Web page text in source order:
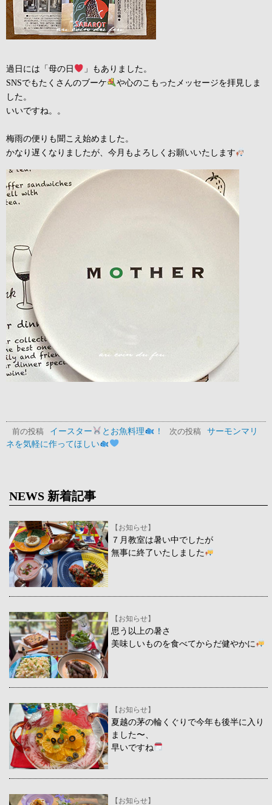
過日には「母の日
」もありました。
SNSでもたくさんのブーケ
や心のこもったメッセージを拝見しま
した。
いいですね。。
梅雨の便りも聞こえ始めました。
かなり遅くなりましたが、今月もよろしくお願いいたします
前の投稿 イースター とお魚料理 ！ 次の投稿
サーモンマリ
ネを気軽に作ってほしい
NEWS 新着記事
【お知らせ】
７月教室は暑い中でしたが
無事に終了いたしました
【お知らせ】
思う以上の暑さ
美味しいものを食べてからだ健やかに
【お知らせ】
夏越の茅の輪くぐりで今年も後半に入り
ました〜、
早いですね
【お知らせ】